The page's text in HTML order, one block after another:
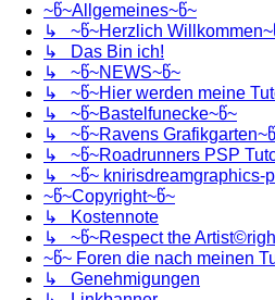
~წ~Allgemeines~წ~
↳ ~წ~Herzlich
↳ Das Bin ich!
↳ ~წ~NEWS~წ~
↳ ~წ~Hier werden meine
↳ ~წ~Bastelfunecke~წ~
↳ ~წ~Ravens
↳ ~წ~Roadrunners PSP
↳ ~წ~ knirisdreamgraphics-
~წ~Copyright~წ~
↳ Kostennote
↳ ~წ~Respect the
~წ~ Foren die nach meinen
↳ Genehmigungen